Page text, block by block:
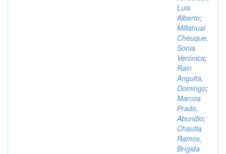
Luis
Alberto;
Millahual
Cheuque,
Sonia
Verónica;
Rain
Anguita,
Domingo;
Marcos
Prado,
Abundio;
Chautla
Ramos,
Brígida